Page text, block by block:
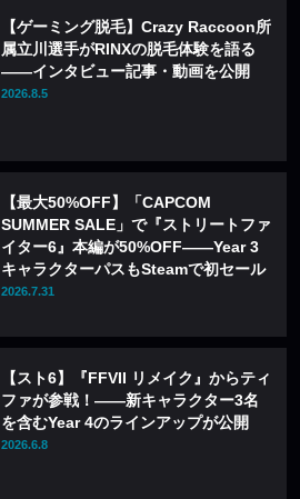
【ゲーミング脱毛】Crazy Raccoon所
属立川選手がRINXの脱毛体験を語る
——インタビュー記事・動画を公開
2026.8.5
【最大50%OFF】「CAPCOM
SUMMER SALE」で『ストリートファ
イター6』本編が50%OFF——Year 3
キャラクターパスもSteamで初セール
2026.7.31
【スト6】『FFVII リメイク』からティ
ファが参戦！――新キャラクター3名
を含むYear 4のラインアップが公開
2026.6.8